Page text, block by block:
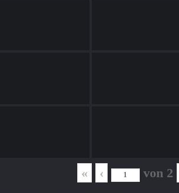
« ‹ von 2